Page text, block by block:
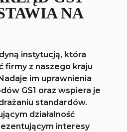
NA
instytucją, która
firmy z naszego kraju
im uprawnienia
GS1 oraz wspiera je
standardów.
działalność
interesy